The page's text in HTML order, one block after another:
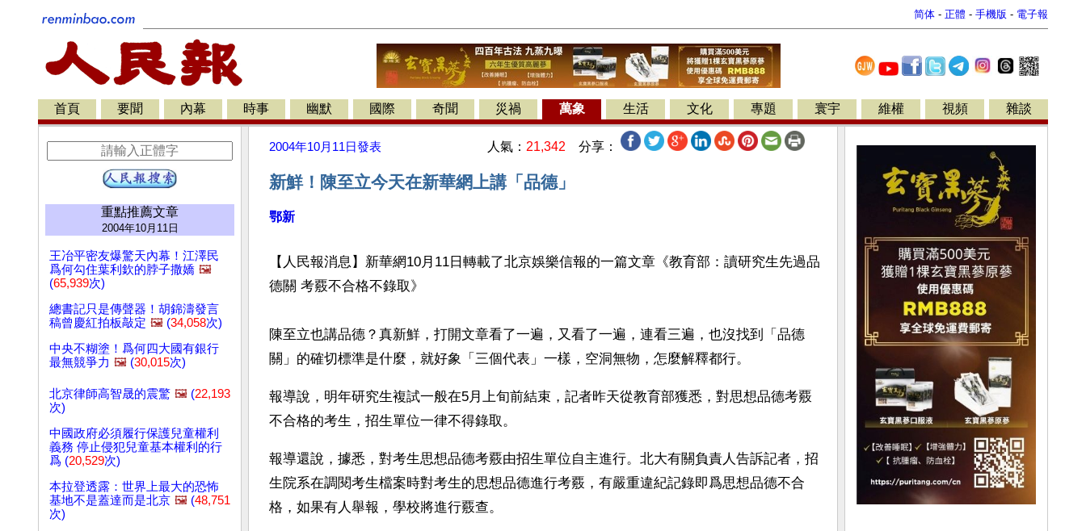
简体 - 正體 - 手機版 - 電子報
首頁 要聞 內幕 時事 幽默 國際 奇聞 災禍 萬象 生活 文化 專題 寰宇 維權 視頻 雜談
重點推薦文章
2004年10月11日
王冶平密友爆驚天內幕！江澤民
爲何勾住葉利欽的脖子撒嬌 🖼️
(65,939次)
總書記只是傳聲器！胡錦濤發言
稿曾慶紅拍板敲定 🖼️ (34,058次)
中央不糊塗！爲何四大國有銀行
最無競爭力 🖼️ (30,015次)
北京律師高智晟的震驚 🖼️ (22,193
次)
中國政府必須履行保護兒童權利
義務 停止侵犯兒童基本權利的行
爲 (20,529次)
本拉登透露：世界上最大的恐怖
基地不是蓋達而是北京 🖼️ (48,751
次)
2004年10月11日發表 人氣： 21,342 分享：
新鮮！陳至立今天在新華網上講「品德」
鄂新
【人民報消息】新華網10月11日轉載了北京娛樂信報的一篇文章《教育部：讀研究生先過品
德關 考覈不合格不錄取》
陳至立也講品德？真新鮮，打開文章看了一遍，又看了一遍，連看三遍，也沒找到「品德
關」的確切標準是什麼，就好象「三個代表」一樣，空洞無物，怎麼解釋都行。
報導說，明年研究生複試一般在5月上旬前結束，記者昨天從教育部獲悉，對思想品德考覈
不合格的考生，招生單位一律不得錄取。
報導還說，據悉，對考生思想品德考覈由招生單位自主進行。北大有關負責人告訴記者，招
生院系在調閱考生檔案時對考生的思想品德進行考覈，有嚴重違紀記錄即爲思想品德不合
格，如果有人舉報，學校將進行覈查。